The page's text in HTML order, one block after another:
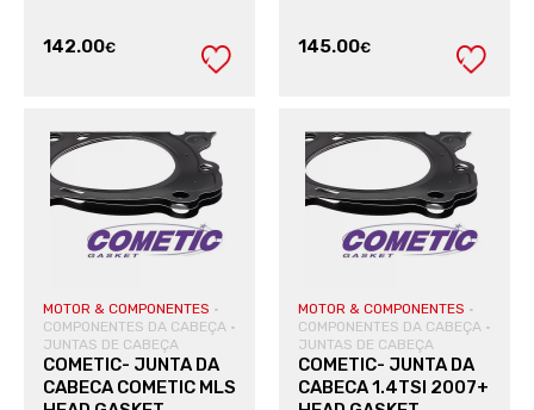
142.00€ 145.00€
MOTOR & COMPONENTES ·
COMPONENTES DA CABEÇA ·
JUNTAS DE CABEÇA
COMETIC- JUNTA DA
CABECA COMETIC MLS
MOTOR & COMPONENTES ·
COMPONENTES DA CABEÇA ·
JUNTAS DE CABEÇA
COMETIC- JUNTA DA
CABECA 1.4TSI 2007+